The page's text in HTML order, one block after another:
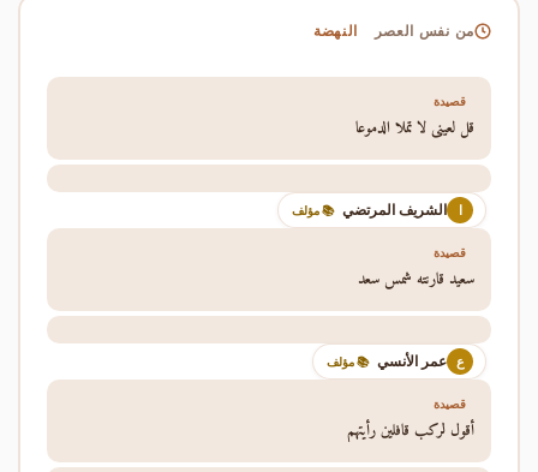
من نفس العصر النهضة
قصيدة
قل لعيني لا تملا الدموعا
ا الشريف المرتضي 📚 مؤلف
قصيدة
سعيد قارنته شمس سعد
ع عمر الأنسي 📚 مؤلف
قصيدة
أقول لركب قافلين رأيتهم